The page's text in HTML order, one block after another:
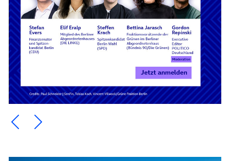
Ein Element zurück blättern
Ein Element weiter blättern